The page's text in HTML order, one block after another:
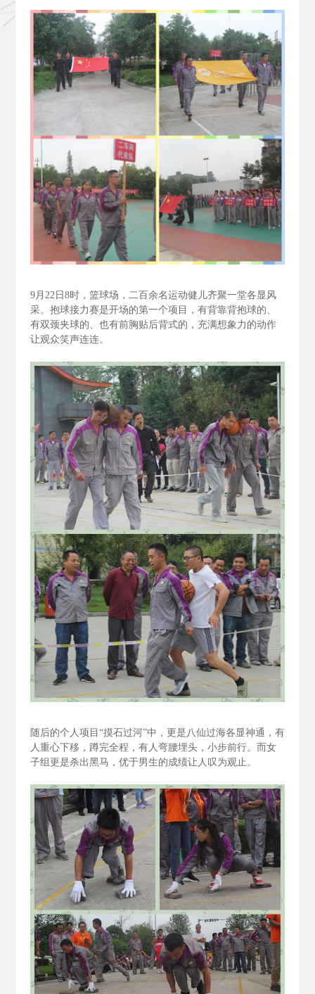
9月22日8时，篮球场，二百余名运动健儿齐聚一堂各显风
采。抱球接力赛是开场的第一个项目，有背靠背抱球的、
有双颈夹球的、也有前胸贴后背式的，充满想象力的动作
让观众笑声连连。
随后的个人项目“摸石过河”中，更是八仙过海各显神通，有
人重心下移，蹲完全程，有人弯腰埋头，小步前行。而女
子组更是杀出黑马，优于男生的成绩让人叹为观止。